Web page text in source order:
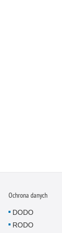
Ochrona danych
DODO
RODO